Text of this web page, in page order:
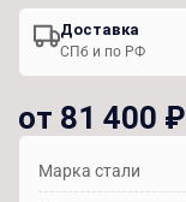
Доставка
СПб и по РФ
от 81 400 ₽
Марка стали